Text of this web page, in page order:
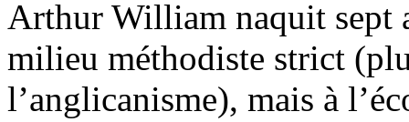
Arthur William naquit sept
milieu méthodiste strict
l’anglicanisme), mais à